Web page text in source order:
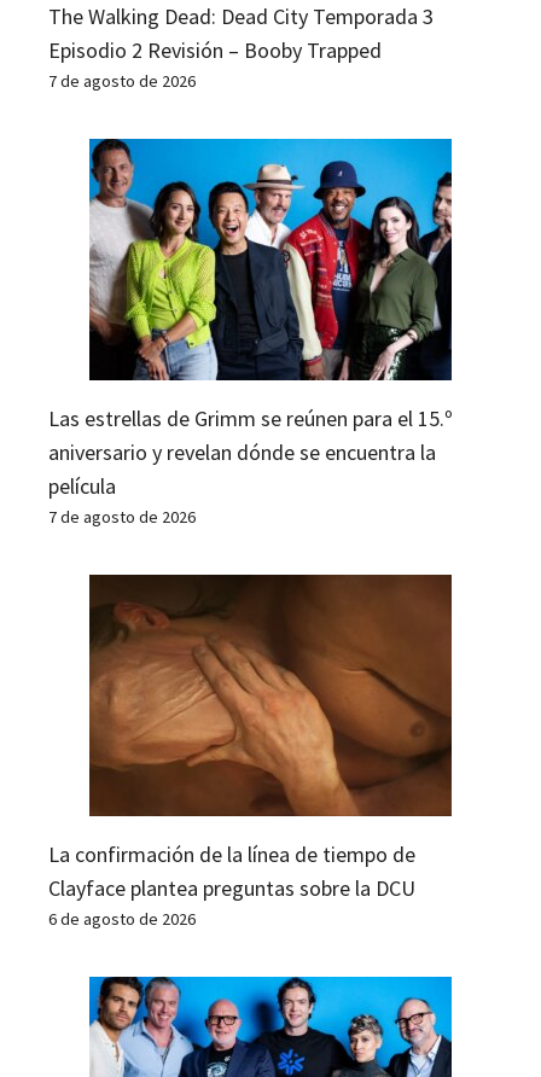
The Walking Dead: Dead City Temporada 3
Episodio 2 Revisión – Booby Trapped
7 de agosto de 2026
Las estrellas de Grimm se reúnen para el 15.º
aniversario y revelan dónde se encuentra la
película
7 de agosto de 2026
La confirmación de la línea de tiempo de
Clayface plantea preguntas sobre la DCU
6 de agosto de 2026